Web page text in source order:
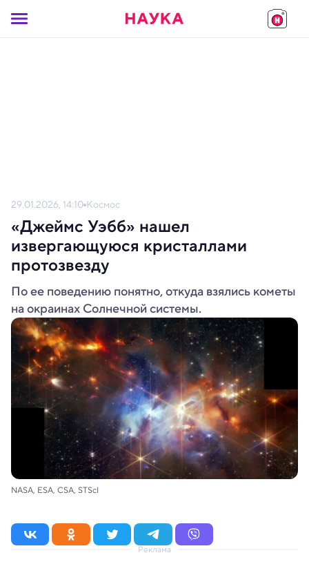
29.01.2026, 14:10 Космос
«Джеймс Уэбб» нашел
извергающуюся кристаллами
протозвезду
По ее поведению понятно, откуда взялись кометы
на окраинах Солнечной системы.
NASA, ESA, CSA, STScI
Реклама